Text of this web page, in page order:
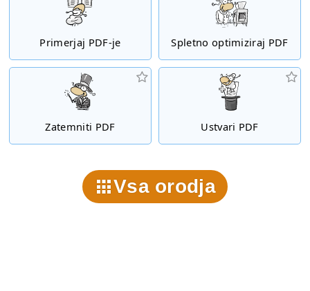
Primerjaj PDF-je Spletno optimiziraj PDF
Zatemniti PDF Ustvari PDF
Vsa orodja